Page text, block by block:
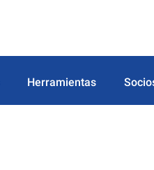
Herramientas